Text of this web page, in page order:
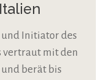
Initiator des
vertraut mit den
berät bis